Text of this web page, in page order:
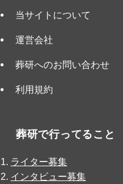
当サイトについて
運営会社
葬研へのお問い合わせ
利用規約
葬研で行ってること
ライター募集
インタビュー募集